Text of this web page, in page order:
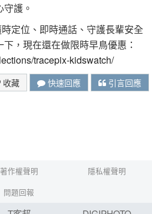
護。
定位、即時通話、守護長輩安全
，現在還在做限時早鳥優惠：
tracepix-kidswatch/
收藏 快速回應 引言回應
著作權聲明
隱私權聲明
問題回報